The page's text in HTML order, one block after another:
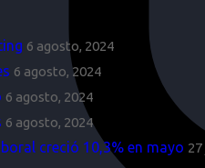
6 agosto, 2024
6 agosto, 2024
6 agosto, 2024
6 agosto, 2024
creció 10,3% en mayo